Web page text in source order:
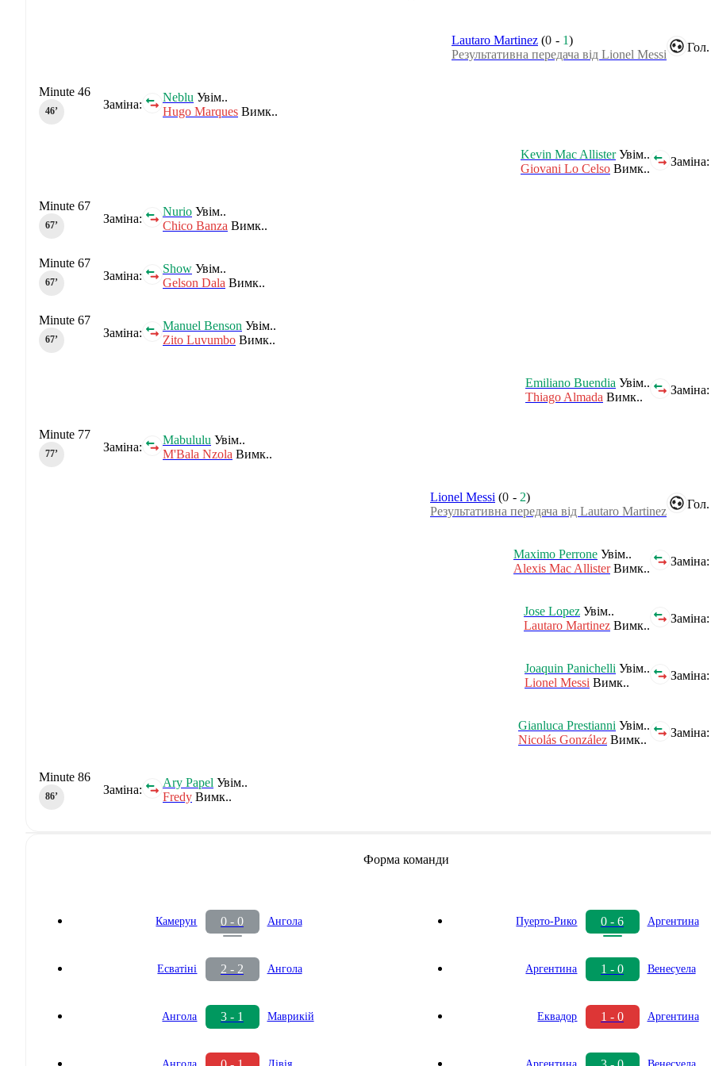
Гол.
Lautaro Martinez (0 - 1)
Результативна передача від Lionel Messi
Заміна:
Neblu Увім..
Hugo Marques Вимк..
Minute 46
46‎’‎
Заміна:
Kevin Mac AllisterУвім..
Giovani Lo Celso Вимк..
Заміна:
Nurio Увім..
Chico Banza Вимк..
Minute 67
67‎’‎
Заміна:
Show Увім..
Gelson Dala Вимк..
Minute 67
67‎’‎
Заміна:
Manuel Benson Увім..
Zito Luvumbo Вимк..
Minute 67
67‎’‎
Заміна:
Emiliano Buendia Увім..
Thiago Almada Вимк..
Заміна:
Mabululu Увім..
M'Bala Nzola Вимк..
Minute 77
77‎’‎
Гол.
Lionel Messi (0 - 2)
Результативна передача від Lautaro Martinez
Заміна:
Maximo Perrone Увім..
Alexis Mac AllisterВимк..
Заміна:
Jose Lopez Увім..
Lautaro Martinez Вимк..
Заміна:
Joaquin Panichelli Увім..
Lionel Messi Вимк..
Заміна:
Gianluca Prestianni Увім..
Nicolás González Вимк..
Заміна:
Ary Papel Увім..
Fredy Вимк..
Minute 86
86‎’‎
Форма команди
Камерун 0 - 0 Ангола
Есватіні 2 - 2 Ангола
Ангола 3 - 1 Маврикій
Пуерто-Рико 0 - 6 Аргентина
Аргентина 1 - 0 Венесуела
Еквадор 1 - 0 Аргентина